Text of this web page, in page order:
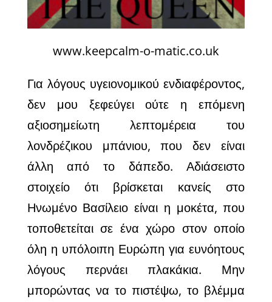
www.keepcalm-o-matic.co.uk
Για λόγους υγειονομικού ενδιαφέροντος,
δεν μου ξεφεύγει ούτε η επόμενη
αξιοσημείωτη λεπτομέρεια του
λονδρέζικου μπάνιου, που δεν είναι
άλλη από το δάπεδο. Αδιάσειστο
στοιχείο ότι βρίσκεται κανείς στο
Ηνωμένο Βασίλειο είναι η μοκέτα, που
τοποθετείται σε ένα χώρο στον οποίο
όλη η υπόλοιπη Ευρώπη για ευνόητους
λόγους περνάει πλακάκια. Μην
μπορώντας να το πιστέψω, το βλέμμα